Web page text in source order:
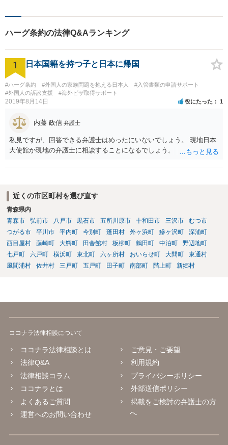
ハーグ条約の法律Q&Aランキング
1 日本国籍を持つ子と日本に帰国
#ハーグ条約 #外国人の家族問題を抱える日本人
#入管書類の申請サポート
#外国人の訴訟支援
#海外ビザ取得サポート
2019年8月14日 役にたった 1
内藤 政信 弁護士
私見ですが、回答できる弁護士はめったにいないでしょう。 現地日本
大使館か現地の弁護士に相談することになるでしょう。
近くの市区町村を選び直す
青森県内
青森市
弘前市 八戸市 黒石市 五所川原市 十和田市 三沢市
むつ市
つがる市
平川市 平内町 今別町 蓬田村 外ヶ浜町 鰺ヶ沢町
深浦町
西目屋村
藤崎町 大鰐町 田舎館村 板柳町 鶴田町 中泊町
野辺地町
七戸町
六戸町 横浜町 東北町 六ヶ所村 おいらせ町 大間町
東通村
風間浦村
佐井村 三戸町 五戸町 田子町 南部町 階上町 新郷村
ココナラ法律相談について
ココナラ法律相談とは
法律Q&A
法律相談コラム
ココナラとは
よくあるご質問
運営へのお問い合わせ
ご意見・ご要望
利用規約
プライバシーポリシー
外部送信ポリシー
掲載をご検討の弁護士の方
へ